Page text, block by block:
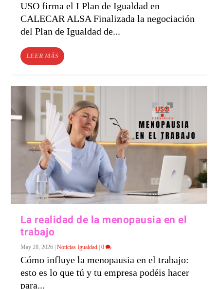
USO firma el I Plan de Igualdad en
CALECAR ALSA Finalizada la negociación
del Plan de Igualdad de...
LEER MÁS
La realidad de la menopausia en el
trabajo
May 28, 2026 |Noticias Igualdad |0
Cómo influye la menopausia en el trabajo:
esto es lo que tú y tu empresa podéis hacer
para...